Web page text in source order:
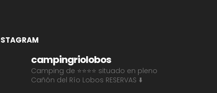
campingriolobos
Camping de ⭐⭐⭐⭐ situado en pleno
Cañón del Río Lobos RESERVAS ⬇️